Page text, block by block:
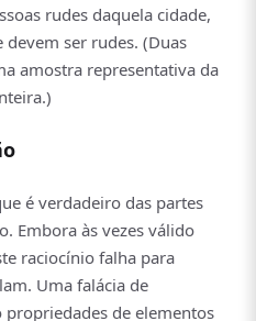
rudes daquela cidade,
ser rudes. (Duas
amostra representativa da
é verdadeiro das partes
Embora às vezes válido
raciocínio falha para
Uma falácia de
de elementos